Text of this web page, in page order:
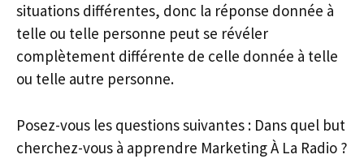
situations différentes, donc la réponse donnée à
telle ou telle personne peut se révéler
complètement différente de celle donnée à telle
ou telle autre personne.
Posez-vous les questions suivantes : Dans quel but
cherchez-vous à apprendre Marketing À La Radio ?